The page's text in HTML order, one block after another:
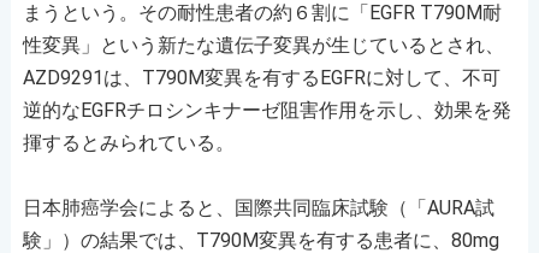
まうという。その耐性患者の約６割に「EGFR T790M耐
性変異」という新たな遺伝子変異が生じているとされ、
AZD9291は、T790M変異を有するEGFRに対して、不可
逆的なEGFRチロシンキナーゼ阻害作用を示し、効果を発
揮するとみられている。
日本肺癌学会によると、国際共同臨床試験（「AURA試
験」）の結果では、T790M変異を有する患者に、80mg